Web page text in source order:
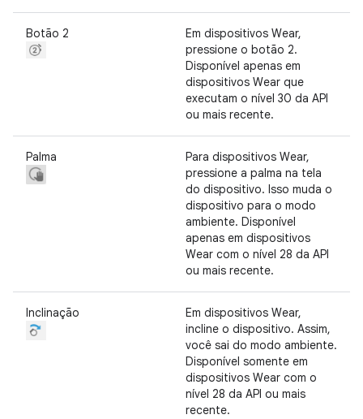
Botão 2
Em dispositivos Wear,
pressione o botão 2.
Disponível apenas em
dispositivos Wear que
executam o nível 30 da API
ou mais recente.
Palma
Para dispositivos Wear,
pressione a palma na tela
do dispositivo. Isso muda o
dispositivo para o modo
ambiente. Disponível
apenas em dispositivos
Wear com o nível 28 da API
ou mais recente.
Inclinação
Em dispositivos Wear,
incline o dispositivo. Assim,
você sai do modo ambiente.
Disponível somente em
dispositivos Wear com o
nível 28 da API ou mais
recente.